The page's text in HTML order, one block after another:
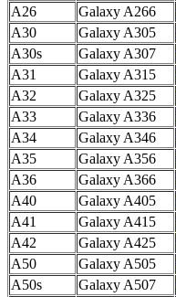
A26
Galaxy A266
A30
Galaxy A305
A30s
Galaxy A307
A31
Galaxy A315
A32
Galaxy A325
A33
Galaxy A336
A34
Galaxy A346
A35
Galaxy A356
A36
Galaxy A366
A40
Galaxy A405
A41
Galaxy A415
A42
Galaxy A425
A50
Galaxy A505
A50s
Galaxy A507